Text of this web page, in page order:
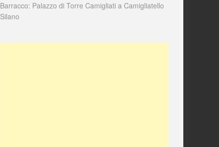
Barracco: Palazzo di Torre Camigliati a Camigliatello
Silano